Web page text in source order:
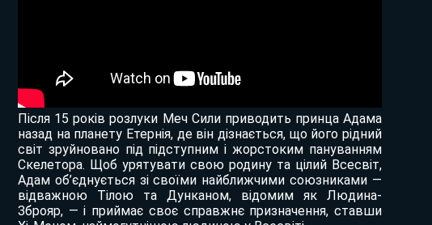
Після 15 років розлуки Меч Сили приводить принца Адама
назад на планету Етернія, де він дізнається, що його рідний
світ зруйновано під підступним і жорстоким пануванням
Скелетора. Щоб урятувати свою родину та цілий Всесвіт,
Адам об’єднується зі своїми найближчими союзниками —
відважною Тілою та Дунканом, відомим як Людина-
Зброяр, — і приймає своє справжнє призначення, ставши